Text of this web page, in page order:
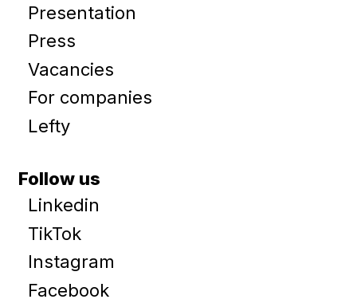
Presentation
Press
Vacancies
For companies
Lefty
Follow us
Linkedin
TikTok
Instagram
Facebook